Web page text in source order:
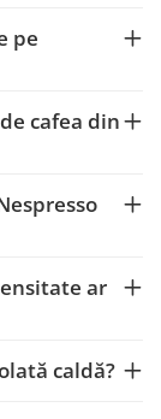
pe
cafea din
ar
caldă?